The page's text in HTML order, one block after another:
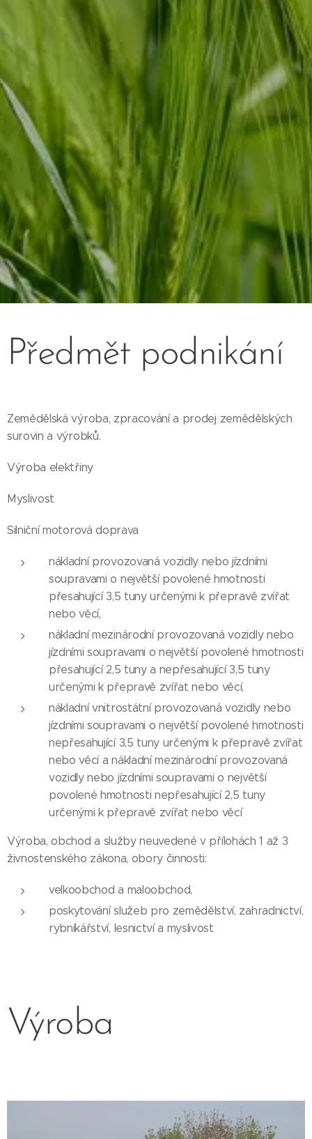
Předmět podnikání
Zemědělská výroba, zpracování a prodej zemědělských
surovin a výrobků.
Výroba elektřiny
Myslivost
Silniční motorová doprava
nákladní provozovaná vozidly nebo jízdními
soupravami o největší povolené hmotnosti
přesahující 3,5 tuny určenými k přepravě zvířat
nebo věcí,
nákladní mezinárodní provozovaná vozidly nebo
jízdními soupravami o největší povolené hmotnosti
přesahující 2,5 tuny a nepřesahující 3,5 tuny
určenými k přepravě zvířat nebo věcí,
nákladní vnitrostátní provozovaná vozidly nebo
jízdními soupravami o největší povolené hmotnosti
nepřesahující 3,5 tuny určenými k přepravě zvířat
nebo věcí a nákladní mezinárodní provozovaná
vozidly nebo jízdními soupravami o největší
povolené hmotnosti nepřesahující 2,5 tuny
určenými k přepravě zvířat nebo věcí
Výroba, obchod a služby neuvedené v přílohách 1 až 3
živnostenského zákona, obory činnosti:
velkoobchod a maloobchod,
poskytování služeb pro zemědělství, zahradnictví,
rybníkářství, lesnictví a myslivost
Výroba